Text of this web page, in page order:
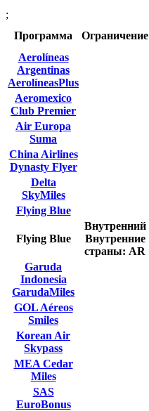
;
Программа
Ограничение
Aerolíneas
Argentinas
AerolíneasPlus
Aeromexico
Club Premier
Air Europa
Suma
China Airlines
Dynasty Flyer
Delta
SkyMiles
Flying Blue
Flying Blue
Внутренний
Внутренние
страны: AR
Garuda
Indonesia
GarudaMiles
GOL Aéreos
Smiles
Korean Air
Skypass
MEA Cedar
Miles
SAS
EuroBonus